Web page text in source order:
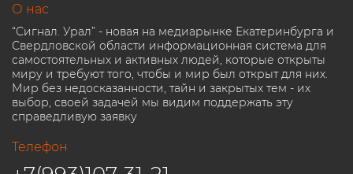
О нас
“Сигнал. Урал” - новая на медиарынке Екатеринбурга и
Свердловской области информационная система для
самостоятельных и активных людей, которые открыты
миру и требуют того, чтобы и мир был открыт для них.
Мир без недосказанности, тайн и закрытых тем - их
выбор, своей задачей мы видим поддержать эту
справедливую заявку
Телефон